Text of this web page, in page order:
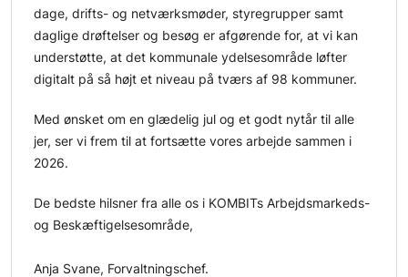
dage, drifts- og netværksmøder, styregrupper samt
daglige drøftelser og besøg er afgørende for, at vi kan
understøtte, at det kommunale ydelsesområde løfter
digitalt på så højt et niveau på tværs af 98 kommuner.
Med ønsket om en glædelig jul og et godt nytår til alle
jer, ser vi frem til at fortsætte vores arbejde sammen i
2026.
De bedste hilsner fra alle os i KOMBITs Arbejdsmarkeds-
og Beskæftigelsesområde,
Anja Svane, Forvaltningschef.